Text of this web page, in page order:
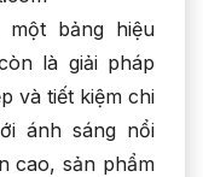
bảng hiệu
là giải pháp
và tiết kiệm chi
ánh sáng nổi
cao, sản phẩm